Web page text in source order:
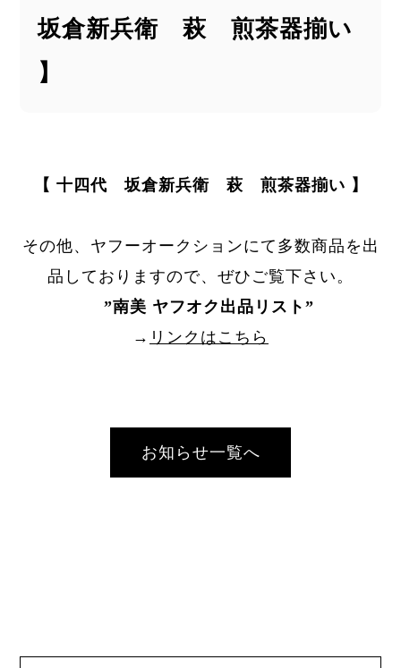
坂倉新兵衛 萩 煎茶器揃い
】
【 十四代 坂倉新兵衛 萩 煎茶器揃い 】
その他、ヤフーオークションにて多数商品を出
品しておりますので、ぜひご覧下さい。
”南美 ヤフオク出品リスト ”
→ リンクはこちら
お知らせ一覧へ